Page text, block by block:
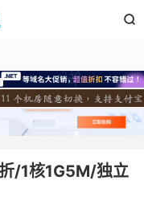

/1核1G5M/独立